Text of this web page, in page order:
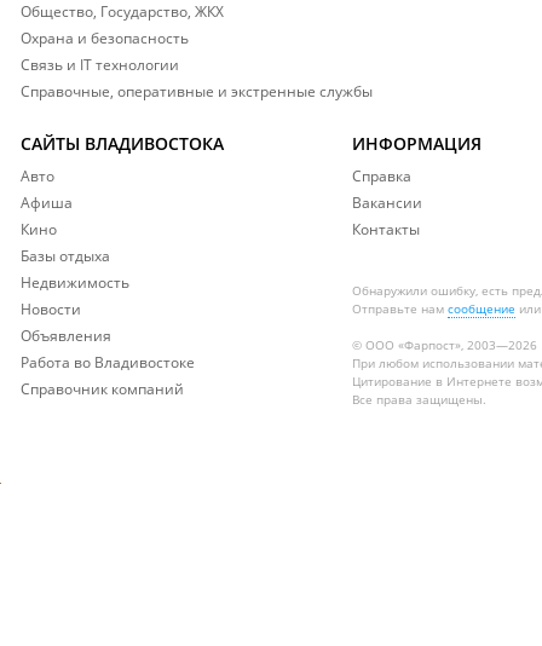
Общество, Государство, ЖКХ
Охрана и безопасность
Связь и IT технологии
Справочные, оперативные и экстренные службы
САЙТЫ ВЛАДИВОСТОКА
Авто
Афиша
Кино
Базы отдыха
Недвижимость
Новости
Объявления
Работа во Владивостоке
Справочник компаний
ИНФОРМАЦИЯ
Справка
Вакансии
Контакты
Обнаружили ошибку, есть
Отправьте нам сообщение
© ООО «Фарпост», 2003—2026
При любом использовании
Цитирование в Интернете
Все права защищены.